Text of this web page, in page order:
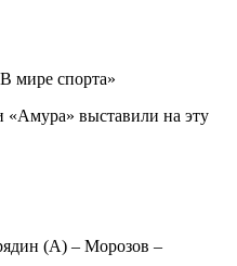
мире спорта»
«Амура» выставили на эту
(А) – Морозов –